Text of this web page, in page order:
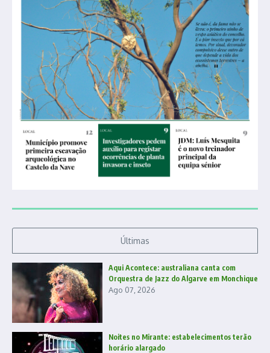
Últimas
Aqui Acontece: australiana canta com
Orquestra de Jazz do Algarve em Monchique
Ago 07, 2026
Noites no Mirante: estabelecimentos terão
horário alargado